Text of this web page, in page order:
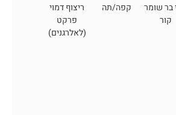
בר שומר
קור
קפה/תה
ריצוף דמוי
פרקט
(לאלרגנים)